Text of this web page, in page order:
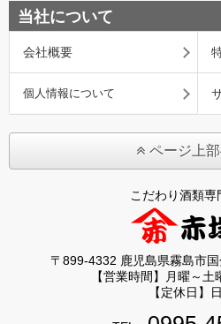
当社について
会社概要
個人情報について
ページ上
こだわり酒類専
〒899-4332 鹿児島県霧島市
【営業時間】月曜～
【定休日】